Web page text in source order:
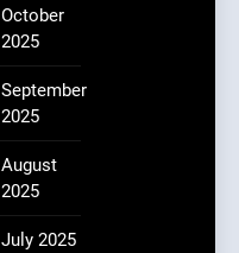
October
2025
September
2025
August
2025
July 2025